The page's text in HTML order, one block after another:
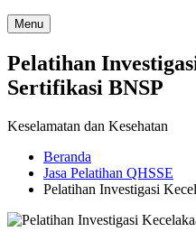
Menu
Pelatihan
Sertifikasi BNSP
Keselamatan dan Kesehatan
Beranda
Jasa Pelatihan QHSSE
Pelatihan Investigasi